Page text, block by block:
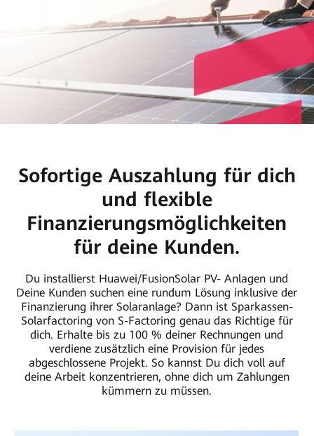
sichere
Finanzierung
Sofortige Auszahlung für dich
und flexible
Finanzierungsmöglichkeiten
für deine Kunden.
Du installierst Huawei/FusionSolar PV- Anlagen und
Deine Kunden suchen eine rundum Lösung inklusive der
Finanzierung ihrer Solaranlage? Dann ist Sparkassen-
Solarfactoring von S-Factoring genau das Richtige für
dich. Erhalte bis zu 100 % deiner Rechnungen und
verdiene zusätzlich eine Provision für jedes
abgeschlossene Projekt. So kannst Du dich voll auf
deine Arbeit konzentrieren, ohne dich um Zahlungen
kümmern zu müssen.